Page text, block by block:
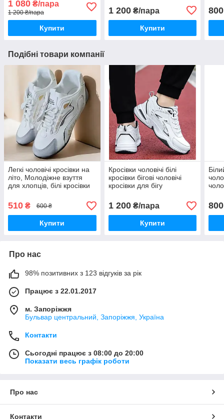
1 080 ₴/пара
1 200 ₴/пара
Купити
1 200₴/пара
Купити
800
Подібні товари компанії
Легкі чоловічі кросівки на
літо, Молодіжне взуття
для хлопців, білі кросівки
510 ₴ 600 ₴
Купити
Кросівки чоловічі білі
кросівки бігові чоловічі
кросівки для бігу
1 200₴/пара
Купити
800
Про нас
98% позитивних з 123 відгуків за рік
Працює з 22.01.2017
м. Запоріжжя
Бульвар центральний, Запоріжжя, Україна
Контакти
Сьогодні працює з 08:00 до 20:00
Показати весь графік роботи
Про нас
Контакти